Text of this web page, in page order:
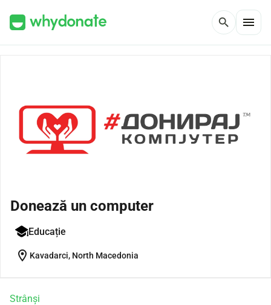
search menu
Donează un computer
Educație
location_on Kavadarci, North Macedonia
Strânși